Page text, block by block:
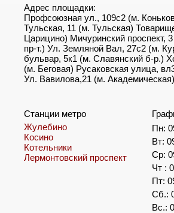
Адрес площадки:
Профсоюзная ул., 109с2 (м.
Тульская, 11 (м. Тульская)
Царицино) Мичуринский проспект,
пр-т.) Ул. Земляной Вал, 27с2 (м.
бульвар, 5к1 (м. Славянский б-р.)
(м. Беговая) Русаковская улица,
Ул. Вавилова,21 (м. Академическая)
Станции метро
Жулебино
Косино
Котельники
Лермонтовский проспект
Пн:
Вт:
Ср:
Чт :
Пт:
Сб.:
Вс.: